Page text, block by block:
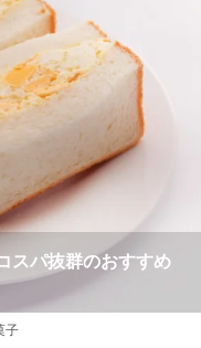
スパ抜群のおすすめ
子